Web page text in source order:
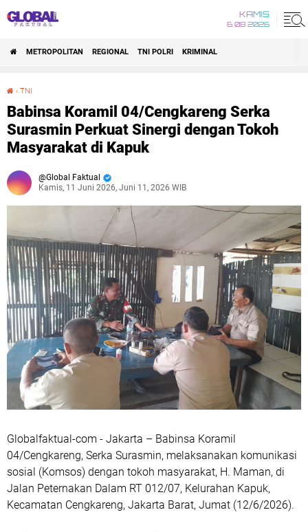
KAMIS
6 08 2026
METROPOLITAN REGIONAL TNI POLRI KRIMINAL
› TNI
Babinsa Koramil 04/Cengkareng Serka
Surasmin Perkuat Sinergi dengan Tokoh
Masyarakat di Kapuk
Global Faktual
Kamis, 11 Juni 2026, Juni 11, 2026 WIB
Globalfaktual-com - Jakarta – Babinsa Koramil
04/Cengkareng, Serka Surasmin, melaksanakan komunikasi
sosial (Komsos) dengan tokoh masyarakat, H. Maman, di
Jalan Peternakan Dalam RT 012/07, Kelurahan Kapuk,
Kecamatan Cengkareng, Jakarta Barat, Jumat (12/6/2026).